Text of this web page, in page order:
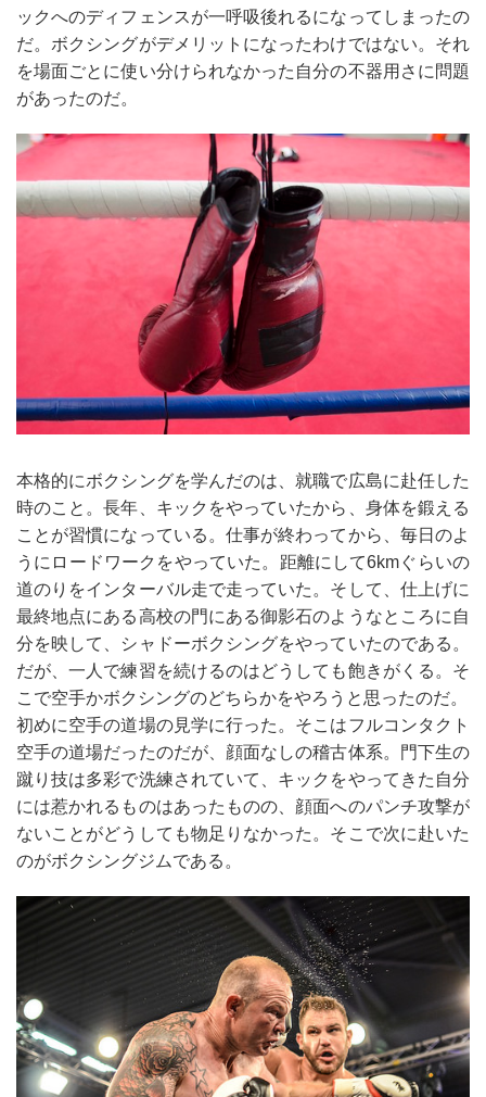
ックへのディフェンスが一呼吸後れるになってしまったの
だ。ボクシングがデメリットになったわけではない。それ
を場面ごとに使い分けられなかった自分の不器用さに問題
があったのだ。
本格的にボクシングを学んだのは、就職で広島に赴任した
時のこと。長年、キックをやっていたから、身体を鍛える
ことが習慣になっている。仕事が終わってから、毎日のよ
うにロードワークをやっていた。距離にして6kmぐらいの
道のりをインターバル走で走っていた。そして、仕上げに
最終地点にある高校の門にある御影石のようなところに自
分を映して、シャドーボクシングをやっていたのである。
だが、一人で練習を続けるのはどうしても飽きがくる。そ
こで空手かボクシングのどちらかをやろうと思ったのだ。
初めに空手の道場の見学に行った。そこはフルコンタクト
空手の道場だったのだが、顔面なしの稽古体系。門下生の
蹴り技は多彩で洗練されていて、キックをやってきた自分
には惹かれるものはあったものの、顔面へのパンチ攻撃が
ないことがどうしても物足りなかった。そこで次に赴いた
のがボクシングジムである。